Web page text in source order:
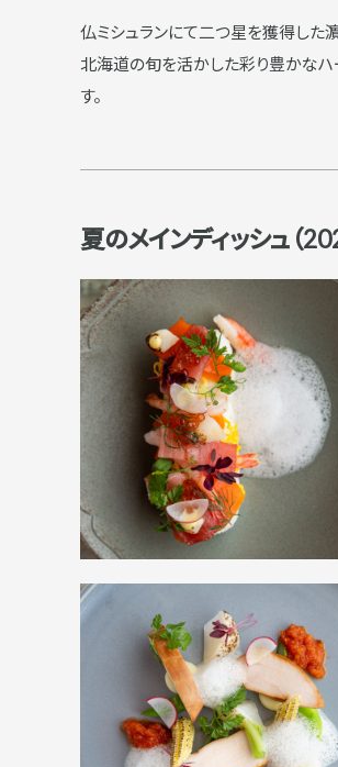
仏ミシュランにて二つ星を獲得した
北海道の旬を活かした彩り豊かなハ
す。
夏のメインディッシュ（